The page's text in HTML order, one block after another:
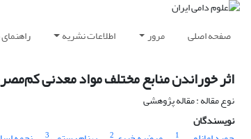
صفحه اصلی مرور اطلاعات نشریه
اثر خوراندن منابع مختلف مواد معدنی
نوع مقاله : مقاله پژوهشی
نویسندگان
1
2
3